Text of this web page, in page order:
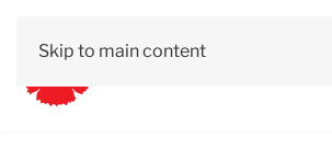
Skip to main content